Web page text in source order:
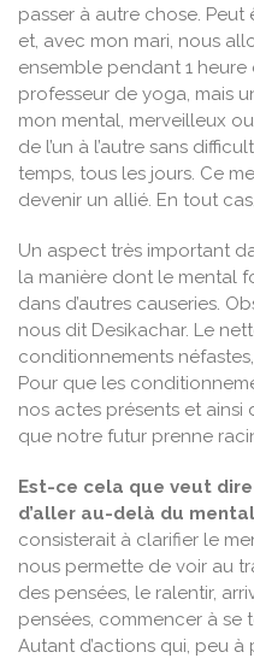
passer à autre chose.
et, avec mon mari, nous
ensemble pendant 1 heure
professeur de yoga, mais
mon mental, merveilleux
de l’un à l’autre sans
temps, tous les jours. Ce
devenir un allié. En tout
Un aspect très important
la manière dont le mental
dans d’autres causeries.
nous dit Desikachar. Le
conditionnements
Pour que les
nos actes présents et ainsi
que notre futur prenne
Est-ce cela que veut
d’aller au-delà du
consisterait à clarifier le
nous permette de voir au
des pensées, le ralentir,
pensées, commencer à se
Autant d’actions qui, peu